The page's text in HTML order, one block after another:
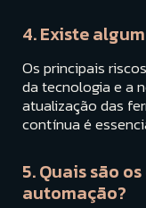
4. Existe
Os principais
da tecnologia e a
atualização das
contínua é
5. Quais são
automação?